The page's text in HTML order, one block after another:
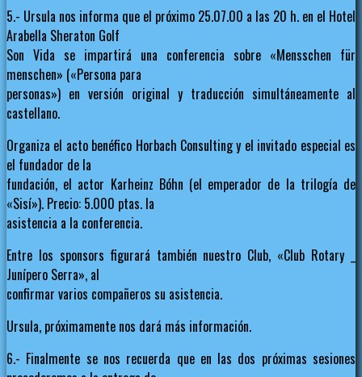
5.- Ursula nos informa que el próximo 25.07.00 a las 20 h. en el Hotel
Arabella Sheraton Golf
Son Vida se impartirá una conferencia sobre «Mensschen für
menschen» («Persona para
personas») en versión original y traducción simultáneamente al
castellano.
Organiza el acto benéfico Horbach Consulting y el invitado especial es
el fundador de la
fundación, el actor Karheinz Bóhn (el emperador de la trilogía de
«Sisí»). Precio: 5.000 ptas. la
asistencia a la conferencia.
Entre los sponsors figurará también nuestro Club, «Club Rotary _
Junípero Serra», al
confirmar varios compañeros su asistencia.
Ursula, próximamente nos dará más información.
6.- Finalmente se nos recuerda que en las dos próximas sesiones